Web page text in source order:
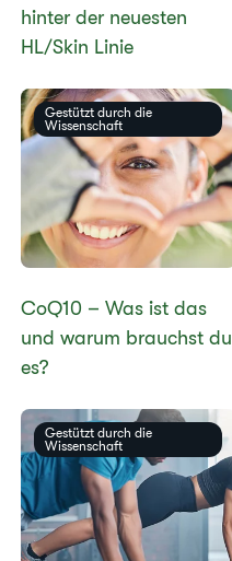
hinter der neuesten
HL/Skin Linie
Gestützt durch die
Wissenschaft
​​CoQ10 – Was ist das
und warum brauchst du
es? ​
Gestützt durch die
Wissenschaft